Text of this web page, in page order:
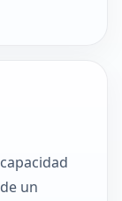
un